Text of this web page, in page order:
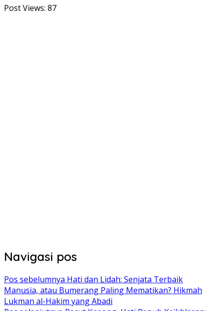
Post Views: 87
Navigasi pos
Pos sebelumnya Hati dan Lidah: Senjata Terbaik
Manusia, atau Bumerang Paling Mematikan? Hikmah
Lukman al-Hakim yang Abadi